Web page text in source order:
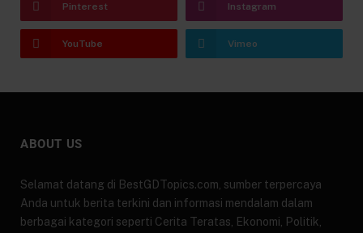
Pinterest Instagram
YouTube Vimeo
ABOUT US
Selamat datang di BestGDTopics.com, sumber terpercaya
Anda untuk berita terkini dan informasi mendalam dalam
berbagai kategori seperti Cerita Teratas, Ekonomi, Politik,